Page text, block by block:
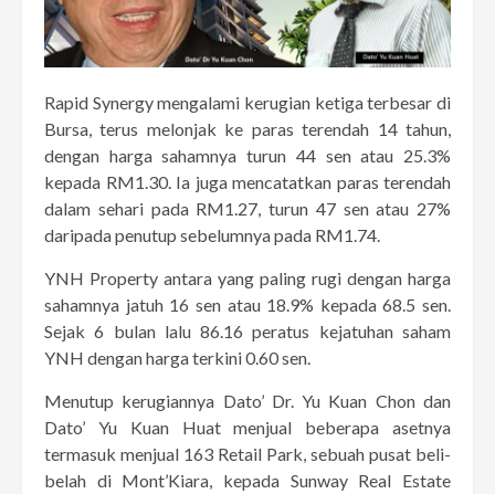
Rapid Synergy mengalami kerugian ketiga terbesar di
Bursa, terus melonjak ke paras terendah 14 tahun,
dengan harga sahamnya turun 44 sen atau 25.3%
kepada RM1.30. Ia juga mencatatkan paras terendah
dalam sehari pada RM1.27, turun 47 sen atau 27%
daripada penutup sebelumnya pada RM1.74.
YNH Property antara yang paling rugi dengan harga
sahamnya jatuh 16 sen atau 18.9% kepada 68.5 sen.
Sejak 6 bulan lalu 86.16 peratus kejatuhan saham
YNH dengan harga terkini 0.60 sen.
Menutup kerugiannya Dato’ Dr. Yu Kuan Chon dan
Dato’ Yu Kuan Huat menjual beberapa asetnya
termasuk menjual 163 Retail Park, sebuah pusat beli-
belah di Mont’Kiara, kepada Sunway Real Estate